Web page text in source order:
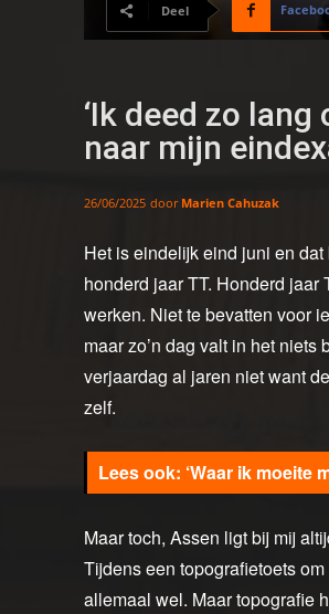
Deel
‘Ik deed zo
naar mijn
26/06/2025 door Marien Cahuzak
Het is eindelijk eind juni en
honderd jaar TT. Honderd
werken. Niet te bevatten voor
maar zo’n dag valt in het
verjaardag al jaren niet want
zelf.
‘Waar ik moeite
Maar toch, Assen ligt bij mij
Tijdens een topografietoets
allemaal wel. Maar topografie